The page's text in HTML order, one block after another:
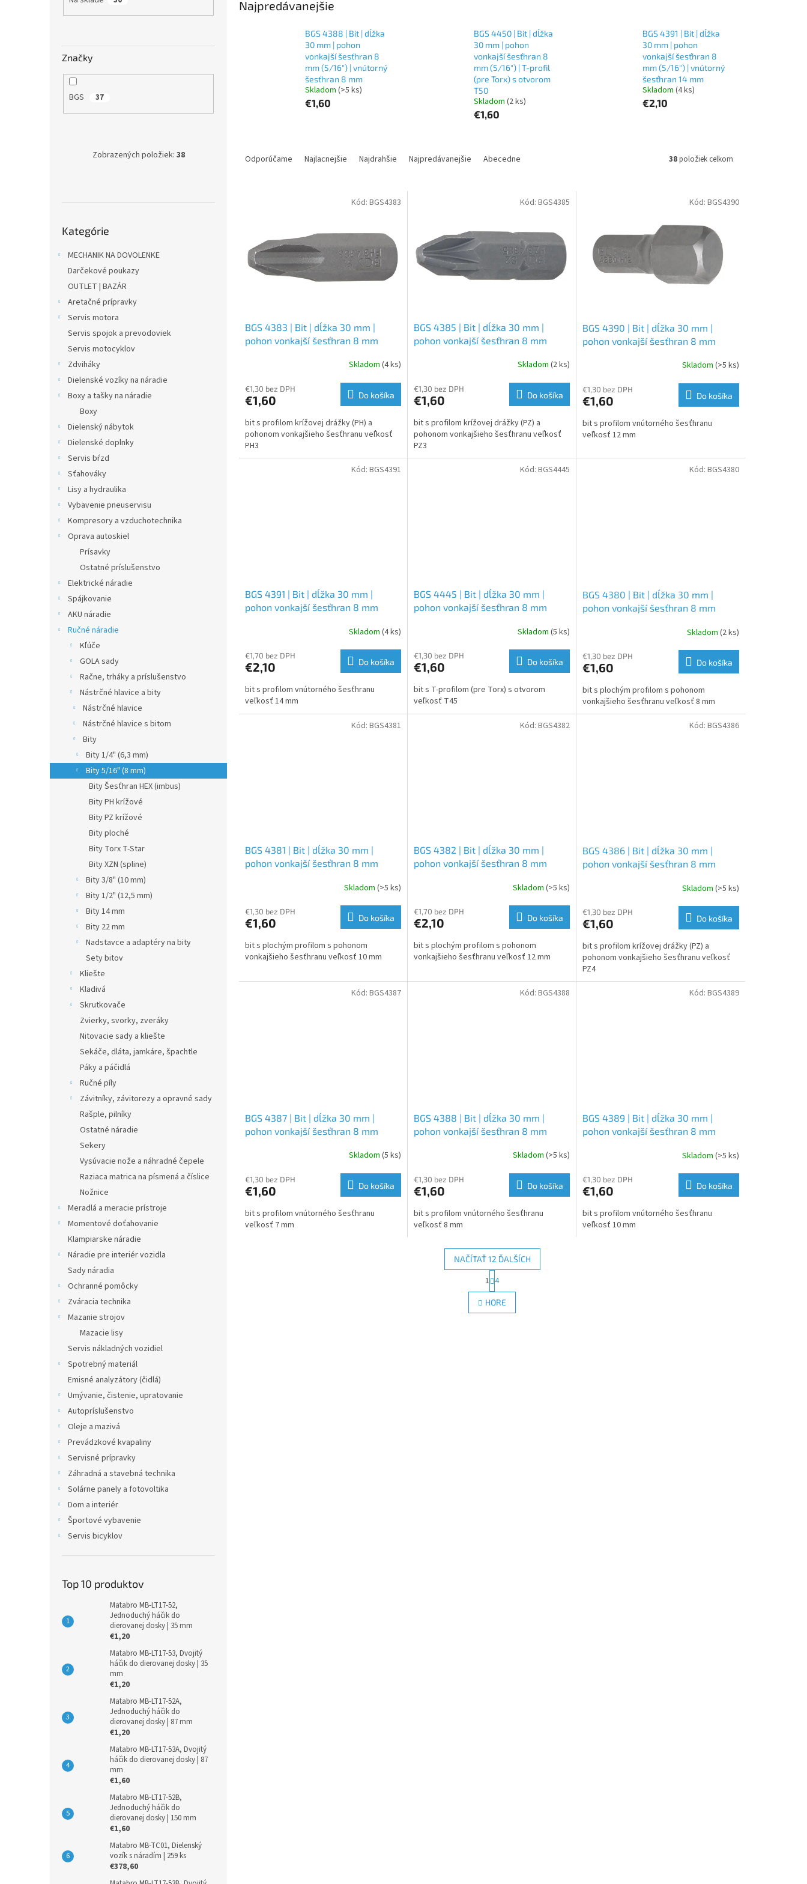
Značky
BGS 37
Zobrazených položiek: 38
kategórie
Kategórie
MECHANIK NA DOVOLENKE
Darčekové poukazy
OUTLET | BAZÁR
Aretačné prípravky
Servis motora
Servis spojok a prevodoviek
Servis motocyklov
Zdviháky
Dielenské vozíky na náradie
Boxy a tašky na náradie
Boxy
Dielenský nábytok
Dielenské doplnky
Servis bŕzd
Sťahováky
Lisy a hydraulika
Vybavenie pneuservisu
Kompresory a vzduchotechnika
Oprava autoskiel
Prísavky
Ostatné príslušenstvo
Elektrické náradie
Spájkovanie
AKU náradie
Ručné náradie
Kľúče
GOLA sady
Račne, trháky a príslušenstvo
Nástrčné hlavice a bity
Nástrčné hlavice
Nástrčné hlavice s bitom
Bity
Bity 1/4" (6,3 mm)
Bity 5/16" (8 mm)
Bity Šesťhran HEX (imbus)
Bity PH krížové
Bity PZ krížové
Bity ploché
Bity Torx T-Star
Bity XZN (spline)
Bity 3/8" (10 mm)
Bity 1/2" (12,5 mm)
Bity 14 mm
Bity 22 mm
Nadstavce a adaptéry na bity
Sety bitov
Kliešte
Kladivá
Skrutkovače
Zvierky, svorky, zveráky
Nitovacie sady a kliešte
Sekáče, dláta, jamkáre, špachtle
Páky a páčidlá
Ručné píly
Závitníky, závitorezy a opravné sady
Rašple, pilníky
Ostatné náradie
Sekery
Vysúvacie nože a náhradné čepele
Raziaca matrica na písmená a číslice
Nožnice
Meradlá a meracie prístroje
Momentové doťahovanie
Klampiarske náradie
Náradie pre interiér vozidla
Sady náradia
Ochranné pomôcky
Zváracia technika
Mazanie strojov
Mazacie lisy
Servis nákladných vozidiel
Spotrebný materiál
Emisné analyzátory (čidlá)
Umývanie, čistenie, upratovanie
Autopríslušenstvo
Oleje a mazivá
Prevádzkové kvapaliny
Servisné prípravky
Záhradná a stavebná technika
Solárne panely a fotovoltika
Dom a interiér
Športové vybavenie
Servis bicyklov
Top 10 produktov
Matabro MB-LT17-52,
Jednoduchý háčik do
dierovanej dosky | 35 mm
€1,20
Matabro MB-LT17-53, Dvojitý
háčik do dierovanej dosky | 35
mm
€1,20
Matabro MB-LT17-52A,
Jednoduchý háčik do
dierovanej dosky | 87 mm
€1,20
Matabro MB-LT17-53A, Dvojitý
háčik do dierovanej dosky | 87
mm
€1,60
Matabro MB-LT17-52B,
Jednoduchý háčik do
dierovanej dosky | 150 mm
€1,60
Matabro MB-TC01, Dielenský
vozík s náradím | 259 ks
€378,60
Najpredávanejšie
BGS 4388 | Bit | dĺžka
30 mm | pohon
vonkajší šesťhran 8
mm (5/16") | vnútorný
šesťhran 8 mm
Skladom (>5 ks)
€1,60
BGS 4450 | Bit | dĺžka
30 mm | pohon
vonkajší šesťhran 8
mm (5/16") | T-profil
(pre Torx) s otvorom
T50
Skladom (2 ks)
€1,60
BGS 4391 | Bit | dĺžka
30 mm | pohon
vonkajší šesťhran 8
mm (5/16") | vnútorný
šesťhran 14 mm
Skladom (4 ks)
€2,10
Odporúčame Najlacnejšie Najdrahšie Najpredávanejšie Abecedne 38položiek celkom
BGS 4383 | Bit | dĺžka 30 mm |
pohon vonkajší šesťhran 8 mm
Skladom (4 ks)
€1,30 bez DPH
€1,60 Do košíka
bit s profilom krížovej drážky (PH) a
pohonom vonkajšieho šesťhranu veľkosť
PH3
Kód: BGS4383
BGS 4385 | Bit | dĺžka 30 mm |
pohon vonkajší šesťhran 8 mm
Skladom (2 ks)
€1,30 bez DPH
€1,60 Do košíka
bit s profilom krížovej drážky (PZ) a
pohonom vonkajšieho šesťhranu veľkosť
PZ3
Kód: BGS4385
BGS 4390 | Bit | dĺžka 30 mm |
pohon vonkajší šesťhran 8 mm
Skladom (>5 ks)
€1,30 bez DPH
€1,60 Do košíka
bit s profilom vnútorného šesťhranu
veľkosť 12 mm
Kód: BGS4390
BGS 4391 | Bit | dĺžka 30 mm |
pohon vonkajší šesťhran 8 mm
Skladom (4 ks)
€1,70 bez DPH
€2,10 Do košíka
bit s profilom vnútorného šesťhranu
veľkosť 14 mm
Kód: BGS4391
BGS 4445 | Bit | dĺžka 30 mm |
pohon vonkajší šesťhran 8 mm
Skladom (5 ks)
€1,30 bez DPH
€1,60 Do košíka
bit s T-profilom (pre Torx) s otvorom
veľkosť T45
Kód: BGS4445
BGS 4380 | Bit | dĺžka 30 mm |
pohon vonkajší šesťhran 8 mm
Skladom (2 ks)
€1,30 bez DPH
€1,60 Do košíka
bit s plochým profilom s pohonom
vonkajšieho šesťhranu veľkosť 8 mm
Kód: BGS4380
BGS 4381 | Bit | dĺžka 30 mm |
pohon vonkajší šesťhran 8 mm
Skladom (>5 ks)
€1,30 bez DPH
€1,60 Do košíka
bit s plochým profilom s pohonom
vonkajšieho šesťhranu veľkosť 10 mm
Kód: BGS4381
BGS 4382 | Bit | dĺžka 30 mm |
pohon vonkajší šesťhran 8 mm
Skladom (>5 ks)
€1,70 bez DPH
€2,10 Do košíka
bit s plochým profilom s pohonom
vonkajšieho šesťhranu veľkosť 12 mm
Kód: BGS4382
BGS 4386 | Bit | dĺžka 30 mm |
pohon vonkajší šesťhran 8 mm
Skladom (>5 ks)
€1,30 bez DPH
€1,60 Do košíka
bit s profilom krížovej drážky (PZ) a
pohonom vonkajšieho šesťhranu veľkosť
PZ4
Kód: BGS4386
BGS 4387 | Bit | dĺžka 30 mm |
pohon vonkajší šesťhran 8 mm
Skladom (5 ks)
€1,30 bez DPH
€1,60 Do košíka
bit s profilom vnútorného šesťhranu
veľkosť 7 mm
Kód: BGS4387
BGS 4388 | Bit | dĺžka 30 mm |
pohon vonkajší šesťhran 8 mm
Skladom (>5 ks)
€1,30 bez DPH
€1,60 Do košíka
bit s profilom vnútorného šesťhranu
veľkosť 8 mm
Kód: BGS4388
BGS 4389 | Bit | dĺžka 30 mm |
pohon vonkajší šesťhran 8 mm
Skladom (>5 ks)
€1,30 bez DPH
€1,60 Do košíka
bit s profilom vnútorného šesťhranu
veľkosť 10 mm
Kód: BGS4389
O
v
l
NAČÍTAŤ 12 ĎALŠÍCH
t
r
á
n
1 4
HORE